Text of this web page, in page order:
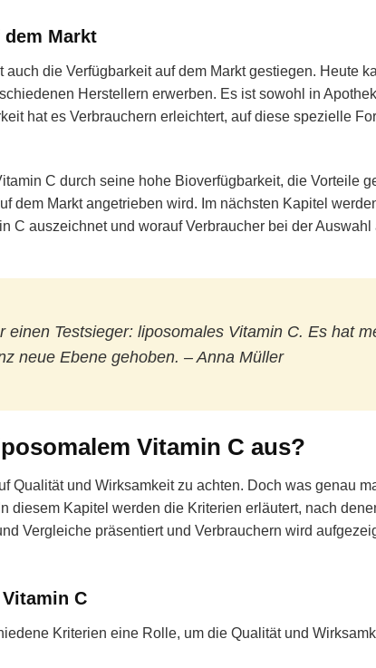
Markt
die Verfügbarkeit auf dem Markt gestiegen. Heute
Herstellern erwerben. Es ist sowohl in
hat es Verbrauchern erleichtert, auf diese spezielle
C durch seine hohe Bioverfügbarkeit, die Vorteile
dem Markt angetrieben wird. Im nächsten Kapitel
C auszeichnet und worauf Verbraucher bei der Auswahl
Testsieger: liposomales Vitamin C. Es hat
neue Ebene gehoben. – Anna Müller
Vitamin C aus?
Qualität und Wirksamkeit zu achten. Doch was genau
diesem Kapitel werden die Kriterien erläutert, nach
Vergleiche präsentiert und Verbrauchern wird
C
Kriterien eine Rolle, um die Qualität und